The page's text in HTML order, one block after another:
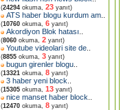
(24294 okuma, 23 yanıt)
ATS haber blogu kurdum am
(10760 okuma, 6 yanıt)
Akordiyon Blok hatası
(8060 okuma, 2 yanıt)
Youtube videolari site de
(8855 okuma, 3 yanıt)
bugun girenler blogu
(13321 okuma, 8 yanıt)
3 haber yeni block
(15305 okuma, 13 yanıt)
nice manset haber block
(12470 okuma, 8 yanıt)